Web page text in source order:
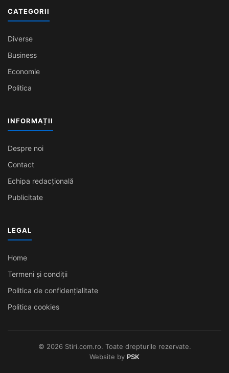
CATEGORII
Diverse
Business
Economie
Politica
INFORMAȚII
Despre noi
Contact
Echipa redacțională
Publicitate
LEGAL
Home
Termeni și condiții
Politica de confidențialitate
Politica cookies
© 2026 Stiri.com.ro. Toate drepturile rezervate.
Website by PSK